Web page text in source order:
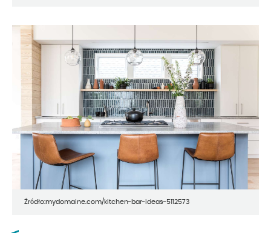
Źródło:mydomaine.com/kitchen-bar-ideas-5112573